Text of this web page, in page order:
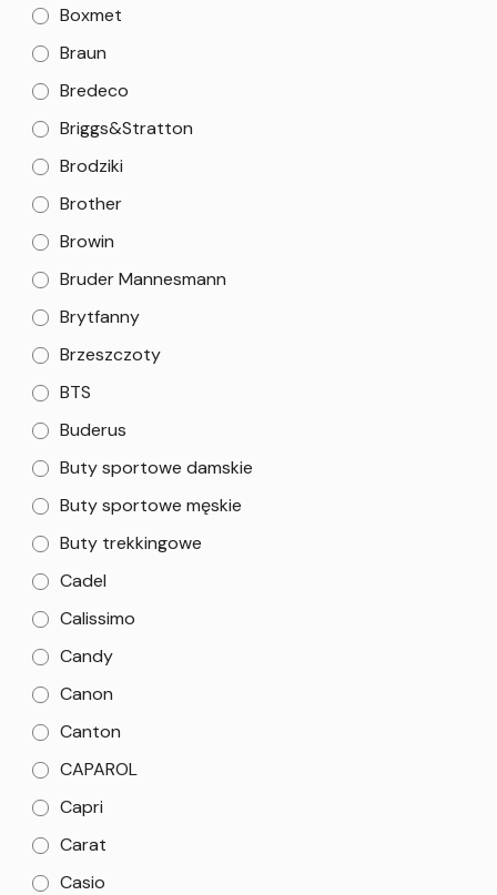
Boxmet
Braun
Bredeco
Briggs&Stratton
Brodziki
Brother
Browin
Bruder Mannesmann
Brytfanny
Brzeszczoty
BTS
Buderus
Buty sportowe damskie
Buty sportowe męskie
Buty trekkingowe
Cadel
Calissimo
Candy
Canon
Canton
CAPAROL
Capri
Carat
Casio